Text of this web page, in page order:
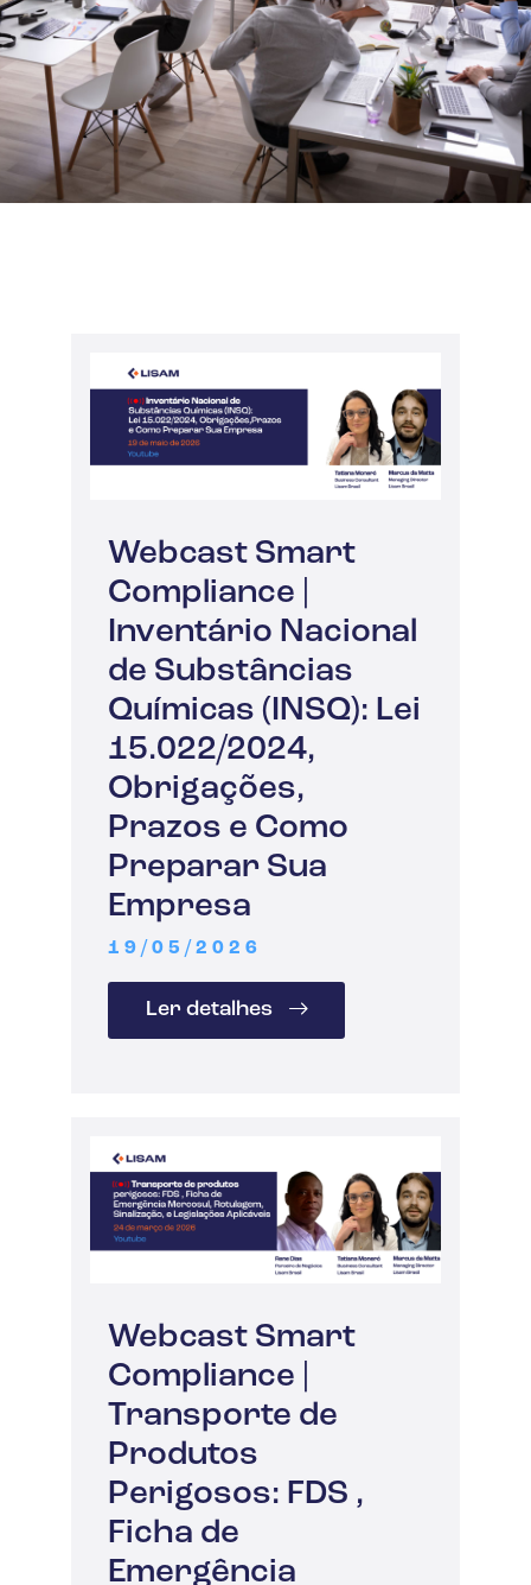
Webcast Smart
Compliance |
Inventário Nacional
de Substâncias
Químicas (INSQ): Lei
15.022/2024,
Obrigações,
Prazos e Como
Preparar Sua
Empresa
19/05/2026
Ler detalhes
Webcast Smart
Compliance |
Transporte de
Produtos
Perigosos: FDS ,
Ficha de
Emergência